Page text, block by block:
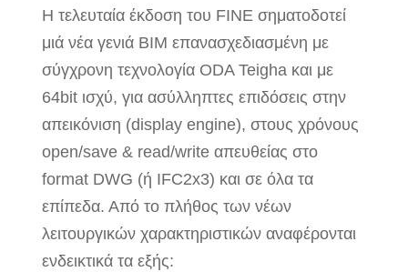
Η τελευταία έκδοση του FINE σηματοδοτεί
μιά νέα γενιά BIM επανασχεδιασμένη με
σύγχρονη τεχνολογία ODA Teigha και με
64bit ισχύ, για ασύλληπτες επιδόσεις στην
απεικόνιση (display engine), στους χρόνους
open/save & read/write απευθείας στο
format DWG (ή IFC2x3) και σε όλα τα
επίπεδα. Από το πλήθος των νέων
λειτουργικών χαρακτηριστικών αναφέρονται
ενδεικτικά τα εξής: